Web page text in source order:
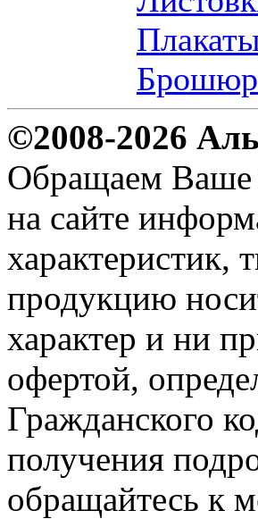
©2008-2026
Обращаем Ваше
на сайте
характеристик,
продукцию
характер и ни
офертой,
Гражданского
получения
обращайтесь к